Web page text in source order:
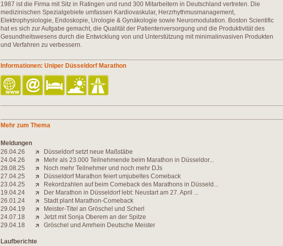
1987 ist die Firma mit Sitz in Ratingen und rund 300 Mitarbeitern in Deutschland vertreten. Die
medizinischen Spezialgebiete umfassen Kardiovaskular, Herzrhythmusmanagement,
Elektrophysiologie, Endoskopie, Urologie & Gynäkologie sowie Neuromodulation. Boston Scientific
hat es sich zur Aufgabe gemacht, die Qualität der Patientenversorgung und die Produktivität des
Gesundheitswesens durch die Entwicklung von und Unterstützung mit minimalinvasiven Produkten
und Verfahren zu verbessern.
Informationen: Uniper Düsseldorf Marathon
Mehr zum Thema
Meldungen
26.04.26
Düsseldorf setzt neue Maßstäbe
24.04.26
Mehr als 23.000 Teilnehmende beim Marathon in Düsseldor...
28.08.25
Noch mehr Teilnehmer und noch mehr DJs
27.04.25
Düsseldorf Marathon feiert umjubeltes Comeback
23.04.25
Rekordzahlen auf beim Comeback des Marathons in Düsseld...
19.04.24
Der Marathon in Düsseldorf lebt: Neustart am 27. April ...
26.01.24
Stadt plant Marathon-Comeback
29.04.19
Meister-Titel an Gröschel und Scherl
24.07.18
Jetzt mit Sonja Oberem an der Spitze
29.04.18
Gröschel und Amrhein Deutsche Meister
Laufberichte